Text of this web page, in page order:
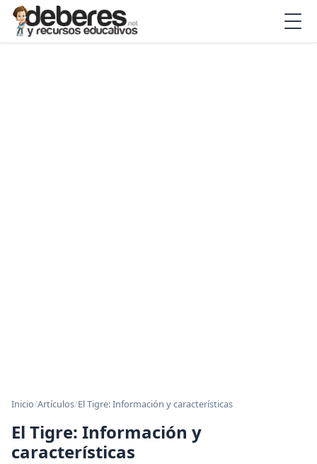
Inicio/Artículos/El Tigre: Información y características
El Tigre: Información y
características